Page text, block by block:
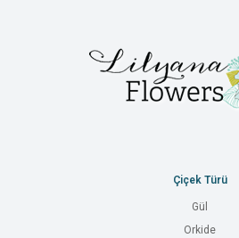
Çiçek Türü
Gül
Orkide